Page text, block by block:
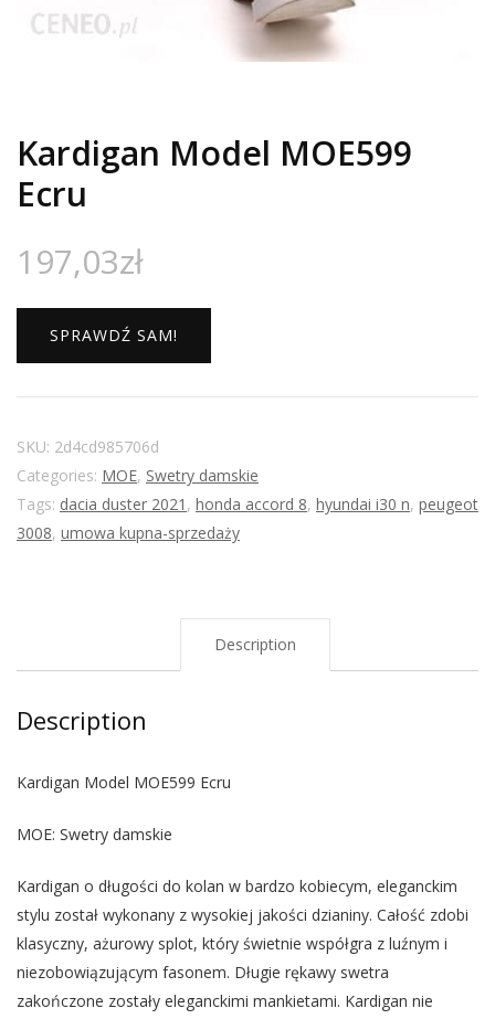
Kardigan Model MOE599
Ecru
197,03zł
SPRAWDŹ SAM!
SKU: 2d4cd985706d
Categories: MOE, Swetry damskie
Tags: dacia duster 2021 , honda accord 8, hyundai i30 n, peugeot
3008, umowa kupna-sprzedaży
Description
Description
Kardigan Model MOE599 Ecru
MOE: Swetry damskie
Kardigan o długości do kolan w bardzo kobiecym, eleganckim
stylu został wykonany z wysokiej jakości dzianiny. Całość zdobi
klasyczny, ażurowy splot, który świetnie współgra z luźnym i
niezobowiązującym fasonem. Długie rękawy swetra
zakończone zostały eleganckimi mankietami. Kardigan nie